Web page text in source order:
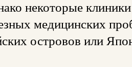
некоторые
медицинских
островов или